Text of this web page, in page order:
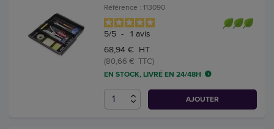
Référence : 113090
5/5 - 1 avis
68,94 € HT
(80,66 € TTC)
EN STOCK, LIVRÉ EN 24/48H
AJOUTER